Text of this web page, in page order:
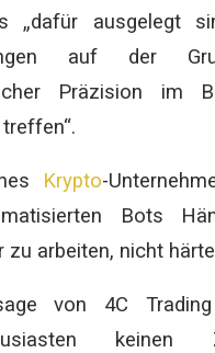
„dafür ausgelegt
auf der
Präzision im
Krypto-
Bots
zu arbeiten, nicht
von 4C